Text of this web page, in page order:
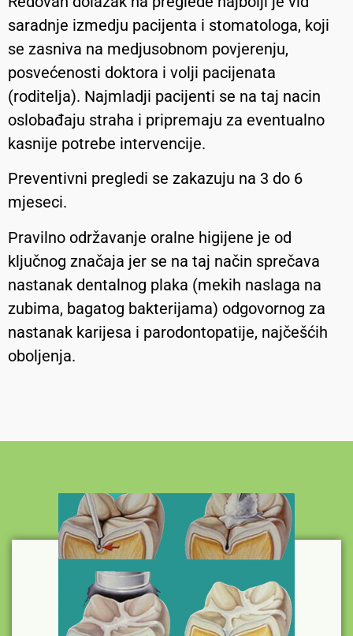
saradnje izmedju pacijenta i stomatologa, koji
se zasniva na medjusobnom povjerenju,
posvećenosti doktora i volji pacijenata
(roditelja). Najmladji pacijenti se na taj nacin
oslobađaju straha i pripremaju za eventualno
kasnije potrebe intervencije.
Preventivni pregledi se zakazuju na 3 do 6
mjeseci.
Pravilno održavanje oralne higijene je od
ključnog značaja jer se na taj način sprečava
nastanak dentalnog plaka (mekih naslaga na
zubima, bagatog bakterijama) odgovornog za
nastanak karijesa i parodontopatije, najčešćih
oboljenja.